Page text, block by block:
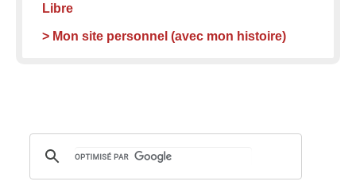
Libre
> Mon site personnel (avec mon histoire)